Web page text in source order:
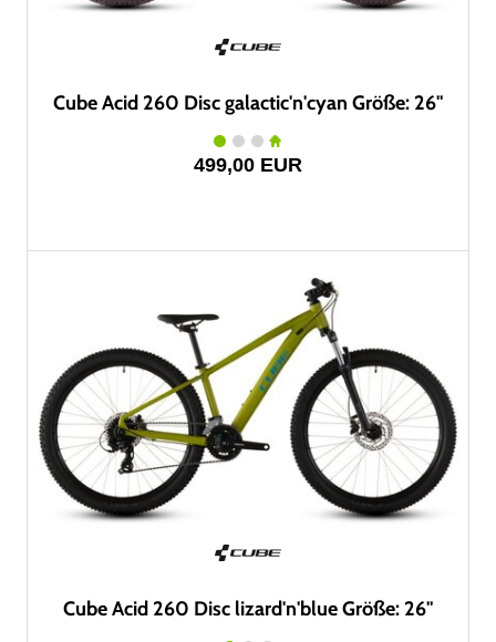
Cube Acid 260 Disc galactic'n'cyan Größe: 26"
499,00 EUR
Cube Acid 260 Disc lizard'n'blue Größe: 26"